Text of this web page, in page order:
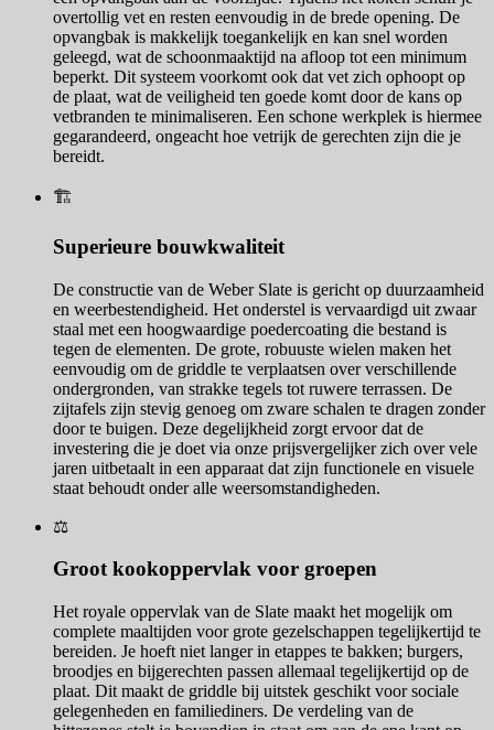
overtollig vet en resten eenvoudig in de brede opening. De
opvangbak is makkelijk toegankelijk en kan snel worden
geleegd, wat de schoonmaaktijd na afloop tot een minimum
beperkt. Dit systeem voorkomt ook dat vet zich ophoopt op
de plaat, wat de veiligheid ten goede komt door de kans op
vetbranden te minimaliseren. Een schone werkplek is hiermee
gegarandeerd, ongeacht hoe vetrijk de gerechten zijn die je
bereidt.
🏗️
Superieure bouwkwaliteit
De constructie van de Weber Slate is gericht op duurzaamheid
en weerbestendigheid. Het onderstel is vervaardigd uit zwaar
staal met een hoogwaardige poedercoating die bestand is
tegen de elementen. De grote, robuuste wielen maken het
eenvoudig om de griddle te verplaatsen over verschillende
ondergronden, van strakke tegels tot ruwere terrassen. De
zijtafels zijn stevig genoeg om zware schalen te dragen zonder
door te buigen. Deze degelijkheid zorgt ervoor dat de
investering die je doet via onze prijsvergelijker zich over vele
jaren uitbetaalt in een apparaat dat zijn functionele en visuele
staat behoudt onder alle weersomstandigheden.
⚖️
Groot kookoppervlak voor groepen
Het royale oppervlak van de Slate maakt het mogelijk om
complete maaltijden voor grote gezelschappen tegelijkertijd te
bereiden. Je hoeft niet langer in etappes te bakken; burgers,
broodjes en bijgerechten passen allemaal tegelijkertijd op de
plaat. Dit maakt de griddle bij uitstek geschikt voor sociale
gelegenheden en familiediners. De verdeling van de